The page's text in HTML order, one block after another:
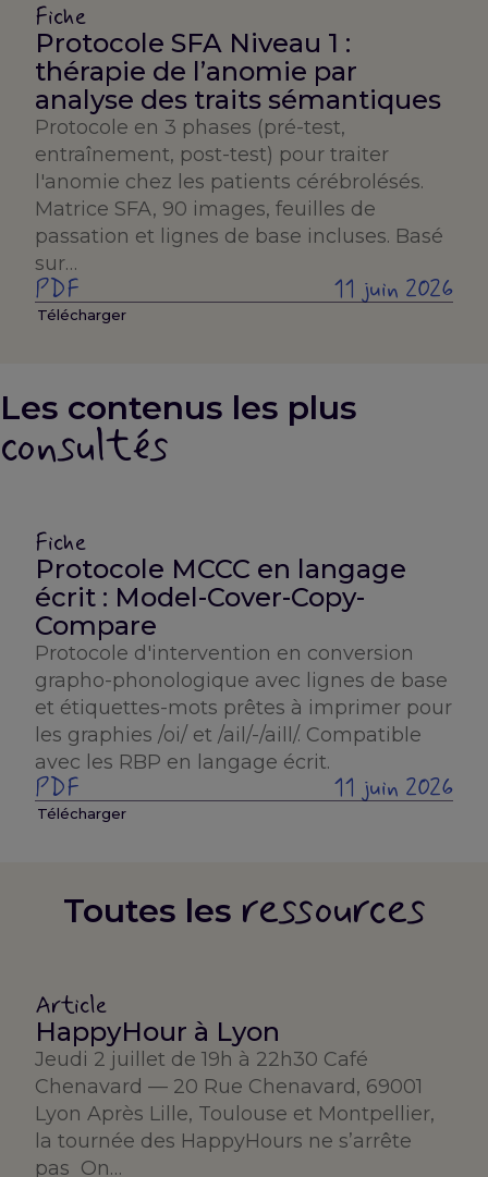
Fiche
Protocole SFA Niveau 1 :
thérapie de l’anomie par
analyse des traits sémantiques
Protocole en 3 phases (pré-test,
entraînement, post-test) pour traiter
l'anomie chez les patients cérébrolésés.
Matrice SFA, 90 images, feuilles de
passation et lignes de base incluses. Basé
sur…
PDF 11 juin 2026
Télécharger
Les contenus les plus
consultés
Fiche
Protocole MCCC en langage
écrit : Model-Cover-Copy-
Compare
Protocole d'intervention en conversion
grapho-phonologique avec lignes de base
et étiquettes-mots prêtes à imprimer pour
les graphies /oi/ et /ail/-/aill/. Compatible
avec les RBP en langage écrit.
PDF 11 juin 2026
Télécharger
Toutes les ressources
Article
HappyHour à Lyon
Jeudi 2 juillet de 19h à 22h30 Café
Chenavard — 20 Rue Chenavard, 69001
Lyon Après Lille, Toulouse et Montpellier,
la tournée des HappyHours ne s’arrête
pas On…